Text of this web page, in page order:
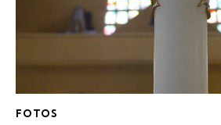
FOTOS